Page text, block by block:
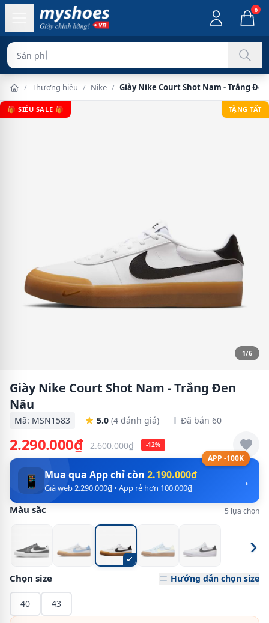
0
Sản phẩm chính hã
/ Thương hiệu / Nike / Giày Nike Court Shot Nam - Trắng
🎁 SIÊU SALE 🎁 TẶNG TẤT
1/6
Giày Nike Court Shot Nam - Trắng Đen
Nâu
Mã: MSN1583 5.0 (4 đánh giá) Đã bán 60
2.290.000₫ 2.600.000₫ -12%
APP -100K
→
📱 Mua qua App chỉ còn 2.190.000₫
Giá web 2.290.000₫ • App rẻ hơn 100.000₫
Màu sắc 5 lựa chọn
›
Chọn size Hướng dẫn chọn size
40 43